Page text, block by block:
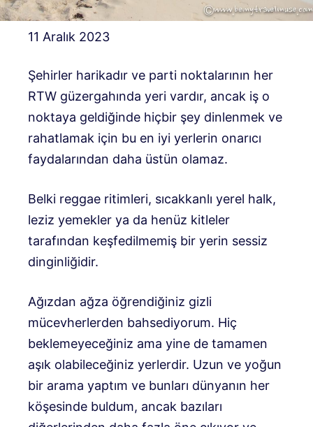
11 Aralık 2023
Şehirler harikadır ve parti noktalarının her
RTW güzergahında yeri vardır, ancak iş o
noktaya geldiğinde hiçbir şey dinlenmek ve
rahatlamak için bu en iyi yerlerin onarıcı
faydalarından daha üstün olamaz.
Belki reggae ritimleri, sıcakkanlı yerel halk,
leziz yemekler ya da henüz kitleler
tarafından keşfedilmemiş bir yerin sessiz
dinginliğidir.
Ağızdan ağza öğrendiğiniz gizli
mücevherlerden bahsediyorum. Hiç
beklemeyeceğiniz ama yine de tamamen
aşık olabileceğiniz yerlerdir. Uzun ve yoğun
bir arama yaptım ve bunları dünyanın her
köşesinde buldum, ancak bazıları